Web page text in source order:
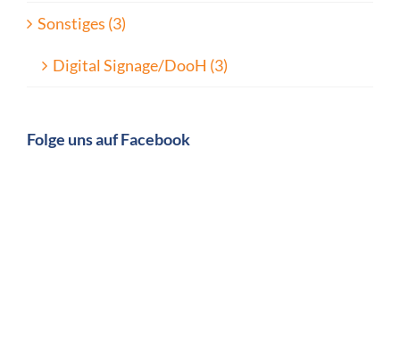
Sonstiges (3)
Digital Signage/DooH (3)
Folge uns auf Facebook